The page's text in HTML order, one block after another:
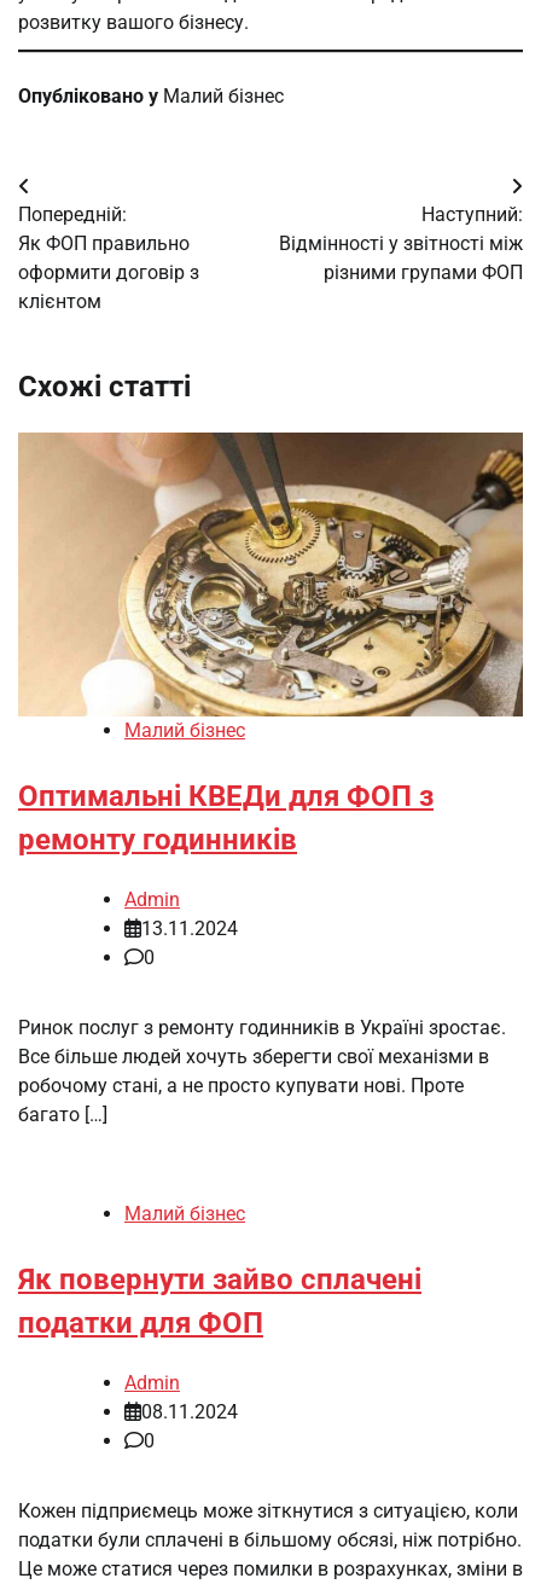
розвитку вашого бізнесу.
Опубліковано у Малий бізнес
Навігація
записів
Попередній:
Як ФОП правильно
оформити договір з
клієнтом
Наступний:
Відмінності у звітності між
різними групами ФОП
Схожі статті
Малий бізнес
Оптимальні КВЕДи для ФОП з
ремонту годинників
Admin
13.11.2024
0
Ринок послуг з ремонту годинників в Україні зростає.
Все більше людей хочуть зберегти свої механізми в
робочому стані, а не просто купувати нові. Проте
багато […]
Малий бізнес
Як повернути зайво сплачені
податки для ФОП
Admin
08.11.2024
0
Кожен підприємець може зіткнутися з ситуацією, коли
податки були сплачені в більшому обсязі, ніж потрібно.
Це може статися через помилки в розрахунках, зміни в